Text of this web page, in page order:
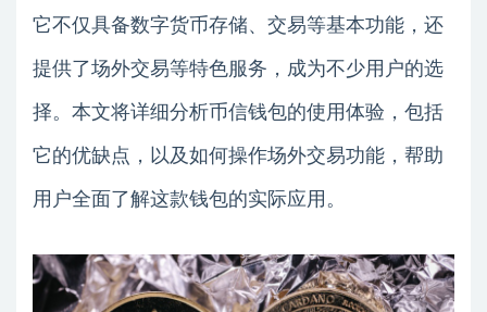
它不仅具备数字货币存储、交易等基本功能，还
提供了场外交易等特色服务，成为不少用户的选
择。本文将详细分析币信钱包的使用体验，包括
它的优缺点，以及如何操作场外交易功能，帮助
用户全面了解这款钱包的实际应用。